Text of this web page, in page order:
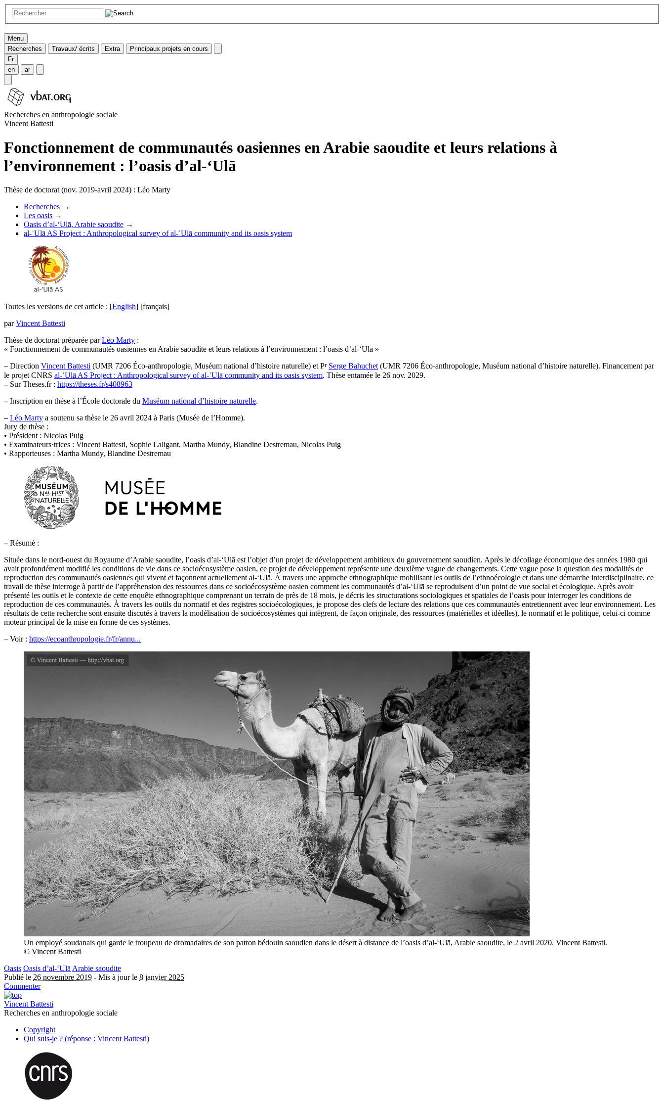
Menu
Recherches
Travaux/ écrits Extra
Principaux projets en cours
Fr
en
ar
Recherches en anthropologie sociale
Vincent Battesti
Fonctionnement de communautés oasiennes en Arabie saoudite et leurs relations à
l’environnement : l’oasis d’al-‘Ulā
Thèse de doctorat (nov. 2019-avril 2024) : Léo Marty
Recherches →
Les oasis →
Oasis d’al-‘Ulā, Arabie saoudite →
al-ʿUlā AS Project : Anthropological survey of al-ʿUlā community and its oasis system
Toutes les versions de cet article : [English] [français]
parVincent Battesti
Thèse de doctorat préparée parLéo Marty :
« Fonctionnement de communautés oasiennes en Arabie saoudite et leurs relations à l’environnement : l’oasis d’al-‘Ulā »
–Direction Vincent Battesti (UMR 7206 Éco-anthropologie, Muséum national d’histoire naturelle) et Pr Serge Bahuchet(UMR 7206 Éco-anthropologie, Muséum national d’histoire naturelle). Financement par
le projet CNRS al-ʿUlā AS Project : Anthropological survey of al-ʿUlā community and its oasis system. Thèse entamée le 26 nov. 2029.
–Sur Theses.fr : https://theses.fr/s408963
–Inscription en thèse à l’École doctorale du Muséum national d’histoire naturelle.
– Léo Marty a soutenu sa thèse le 26 avril 2024 à Paris (Musée de l’Homme).
Jury de thèse :
• Président : Nicolas Puig
• Examinateurs·trices : Vincent Battesti, Sophie Laligant, Martha Mundy, Blandine Destremau, Nicolas Puig
• Rapporteuses : Martha Mundy, Blandine Destremau
–Résumé :
Située dans le nord-ouest du Royaume d’Arabie saoudite, l’oasis d’al-‘Ulā est l’objet d’un projet de développement ambitieux du gouvernement saoudien. Après le décollage économique des années 1980 qui
avait profondément modifié les conditions de vie dans ce socioécosystème oasien, ce projet de développement représente une deuxième vague de changements. Cette vague pose la question des modalités de
reproduction des communautés oasiennes qui vivent et façonnent actuellement al-‘Ulā. À travers une approche ethnographique mobilisant les outils de l’ethnoécologie et dans une démarche interdisciplinaire, ce
travail de thèse interroge à partir de l’appréhension des ressources dans ce socioécosystème oasien comment les communautés d’al-‘Ulā se reproduisent d’un point de vue social et écologique. Après avoir
présenté les outils et le contexte de cette enquête ethnographique comprenant un terrain de près de 18 mois, je décris les structurations sociologiques et spatiales de l’oasis pour interroger les conditions de
reproduction de ces communautés. À travers les outils du normatif et des registres socioécologiques, je propose des clefs de lecture des relations que ces communautés entretiennent avec leur environnement. Les
résultats de cette recherche sont ensuite discutés à travers la modélisation de socioécosystèmes qui intègrent, de façon originale, des ressources (matérielles et idéelles), le normatif et le politique, celui-ci comme
moteur principal de la mise en forme de ces systèmes.
–Voir : https://ecoanthropologie.fr/fr/annu...
Un employé soudanais qui garde le troupeau de dromadaires de son patron bédouin saoudien dans le désert à distance de l’oasis d’al-‘Ulā, Arabie saoudite, le 2 avril 2020. Vincent Battesti.
© Vincent Battesti
Oasis Oasis d’al-‘Ulā Arabie saoudite
Publié le 26 novembre 2019 - Mis à jour le 8 janvier 2025
Commenter
Vincent Battesti
Recherches en anthropologie sociale
Copyright
Qui suis-je ? (réponse : Vincent Battesti)